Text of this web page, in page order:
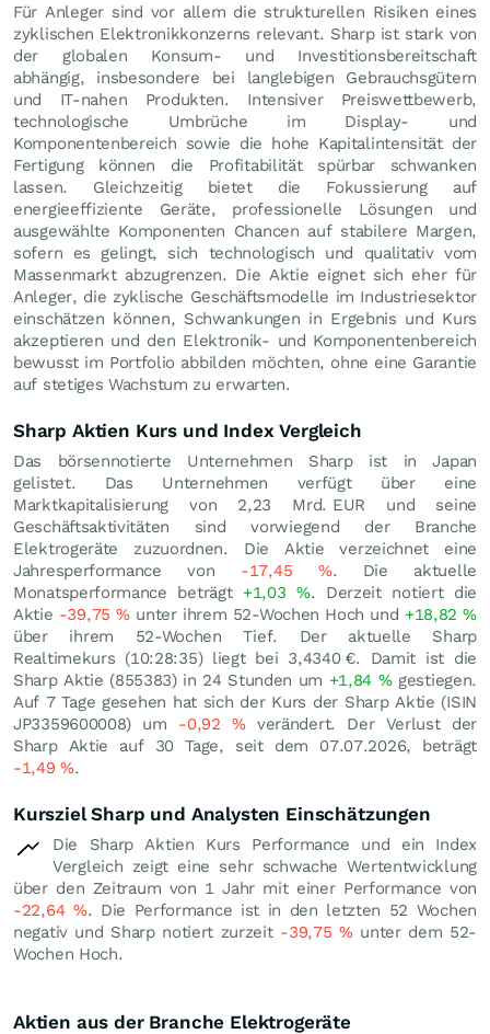
Für Anleger sind vor allem die strukturellen Risiken eines
zyklischen Elektronikkonzerns relevant. Sharp ist stark von
der globalen Konsum- und Investitionsbereitschaft
abhängig, insbesondere bei langlebigen Gebrauchsgütern
und IT-nahen Produkten. Intensiver Preiswettbewerb,
technologische Umbrüche im Display- und
Komponentenbereich sowie die hohe Kapitalintensität der
Fertigung können die Profitabilität spürbar schwanken
lassen. Gleichzeitig bietet die Fokussierung auf
energieeffiziente Geräte, professionelle Lösungen und
ausgewählte Komponenten Chancen auf stabilere Margen,
sofern es gelingt, sich technologisch und qualitativ vom
Massenmarkt abzugrenzen. Die Aktie eignet sich eher für
Anleger, die zyklische Geschäftsmodelle im Industriesektor
einschätzen können, Schwankungen in Ergebnis und Kurs
akzeptieren und den Elektronik- und Komponentenbereich
bewusst im Portfolio abbilden möchten, ohne eine Garantie
auf stetiges Wachstum zu erwarten.
Sharp Aktien Kurs und Index Vergleich
Das börsennotierte Unternehmen Sharp ist in Japan
gelistet. Das Unternehmen verfügt über eine
Marktkapitalisierung von 2,23 Mrd. EUR und seine
Geschäftsaktivitäten sind vorwiegend der Branche
Elektrogeräte zuzuordnen. Die Aktie verzeichnet eine
Jahresperformance von -17,45 %. Die aktuelle
Monatsperformance beträgt +1,03%. Derzeit notiert die
Aktie -39,75%unter ihrem 52-Wochen Hoch und +18,82%
über ihrem 52-Wochen Tief. Der aktuelle Sharp
Realtimekurs (10:28:35) liegt bei 3,4340 €. Damit ist die
Sharp Aktie (855383) in 24 Stunden um +1,84 %gestiegen.
Auf 7 Tage gesehen hat sich der Kurs der Sharp Aktie (ISIN
JP3359600008) um -0,92 %verändert. Der Verlust der
Sharp Aktie auf 30 Tage, seit dem 07.07.2026, beträgt
-1,49%.
Kursziel Sharp und Analysten Einschätzungen
Die Sharp Aktien Kurs Performance und ein Index
Vergleich zeigt eine sehr schwache Wertentwicklung
über den Zeitraum von 1 Jahr mit einer Performance von
-22,64 %. Die Performance ist in den letzten 52 Wochen
negativ und Sharp notiert zurzeit -39,75 %unter dem 52-
Wochen Hoch.
Aktien aus der Branche Elektrogeräte